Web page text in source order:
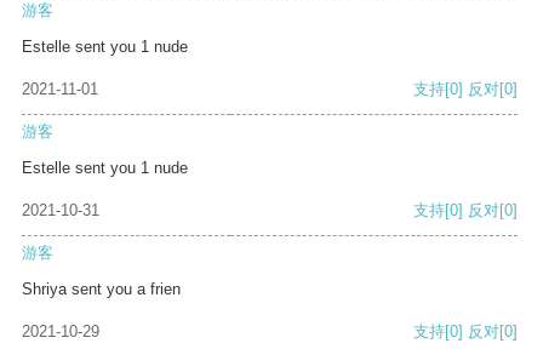
游客
Estelle sent you 1 nude
2021-11-01 支持[0] 反对[0]
游客
Estelle sent you 1 nude
2021-10-31 支持[0] 反对[0]
游客
Shriya sent you a frien
2021-10-29 支持[0] 反对[0]